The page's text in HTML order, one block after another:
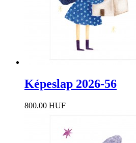
Képeslap 2026-56
800.00 HUF